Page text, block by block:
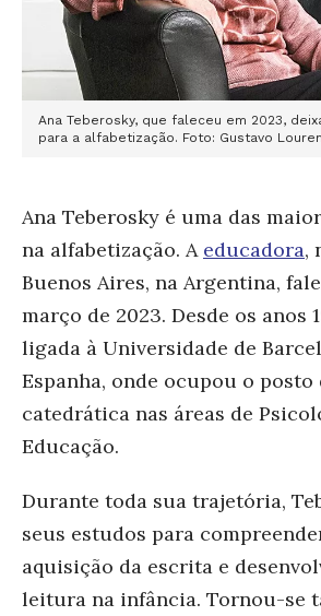
Ana Teberosky, que faleceu em 2023,
para a alfabetização. Foto: Gustavo
Ana Teberosky é uma das
na alfabetização. A educadora,
Buenos Aires, na Argentina,
março de 2023. Desde os anos
ligada à Universidade de
Espanha, onde ocupou o
catedrática nas áreas de
Educação.
Durante toda sua trajetória,
seus estudos para
aquisição da escrita e
leitura na infância. Tornou-se